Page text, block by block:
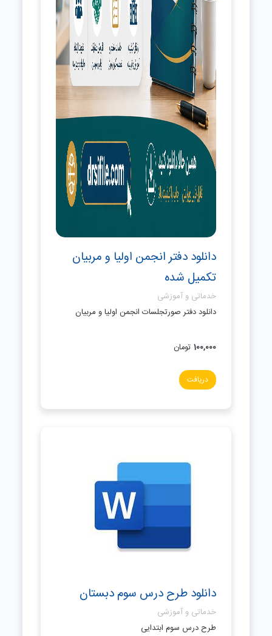
دانلود دفتر انجمن اولیا و مربیان
تکمیل شده
خدماتی و آموزشی
دانلود دفتر صورتجلسات انجمن اولیا و مربیان
100,000 تومان
دریافت
دانلود طرح درس سوم دبستان
خدماتی و آموزشی
طرح درس سوم ابتدایی